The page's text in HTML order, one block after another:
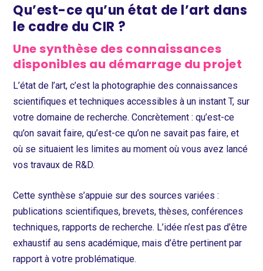
Qu’est-ce qu’un état de l’art dans
le cadre du CIR ?
Une synthèse des connaissances
disponibles au démarrage du projet
L’état de l’art, c’est la photographie des connaissances
scientifiques et techniques accessibles à un instant T, sur
votre domaine de recherche. Concrètement : qu’est-ce
qu’on savait faire, qu’est-ce qu’on ne savait pas faire, et
où se situaient les limites au moment où vous avez lancé
vos travaux de R&D.
Cette synthèse s’appuie sur des sources variées :
publications scientifiques, brevets, thèses, conférences
techniques, rapports de recherche. L’idée n’est pas d’être
exhaustif au sens académique, mais d’être pertinent par
rapport à votre problématique.